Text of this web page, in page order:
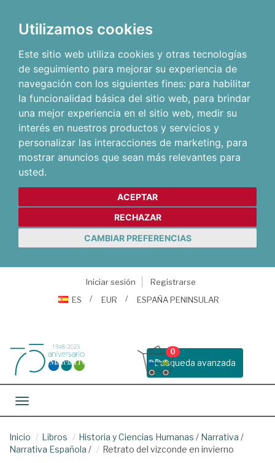
Utilizamos cookies
Este sitio web utiliza cookies y otras tecnologías
de seguimiento para mejorar su experiencia de
navegación con los siguientes fines: para habilitar
la funcionalidad básica del sitio web, para brindar
una mejor experiencia en el sitio web, medir su
interés en nuestros productos y servicios y
personalizar las interacciones de marketing, para
mostrar anuncios que sean más relevantes para
usted.
ACEPTAR
RECHAZAR
CAMBIAR PREFERENCIAS
Iniciar sesión
Registrarse
ES
EUR ESPAÑA PENINSULAR
Busqueda avanzada
0
Toggle navigation
Inicio Libros Historia y Ciencias Humanas / Narrativa /
Narrativa Española / Retrato del vizconde en invierno